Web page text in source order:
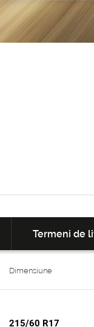
Termeni de
Dimensiune
215/60 R17